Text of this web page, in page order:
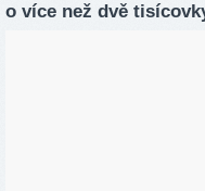
o více než dvě